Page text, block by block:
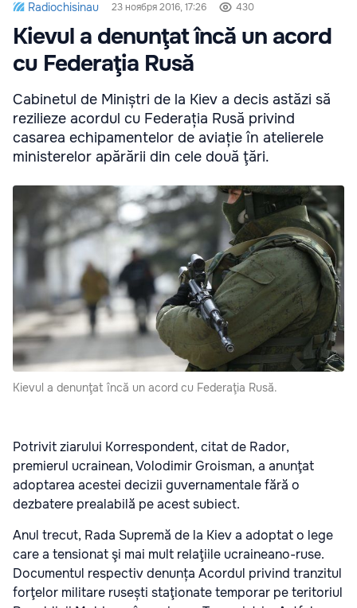
Radiochisinau 23 ноября 2016, 17:26 430
Kievul a denunţat încă un acord
cu Federaţia Rusă
Cabinetul de Miniștri de la Kiev a decis astăzi să
rezilieze acordul cu Federația Rusă privind
casarea echipamentelor de aviație în atelierele
ministerelor apărării din cele două ţări.
Kievul a denunţat încă un acord cu Federaţia Rusă.
Potrivit ziarului Korrespondent, citat de Rador,
premierul ucrainean, Volodimir Groisman, a anunţat
adoptarea acestei decizii guvernamentale fără o
dezbatere prealabilă pe acest subiect.
Anul trecut, Rada Supremă de la Kiev a adoptat o lege
care a tensionat şi mai mult relaţiile ucraineano-ruse.
Documentul respectiv denunța Acordul privind tranzitul
forţelor militare rusești staţionate temporar pe teritoriul